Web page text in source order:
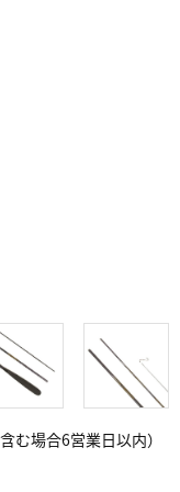
む場合6営業日以内）